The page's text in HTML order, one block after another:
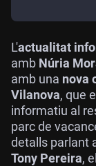
L'actualitat
amb Núria
amb una nova
Vilanova, que
informatiu al
parc de
detalls parlant
Tony Pereira, el